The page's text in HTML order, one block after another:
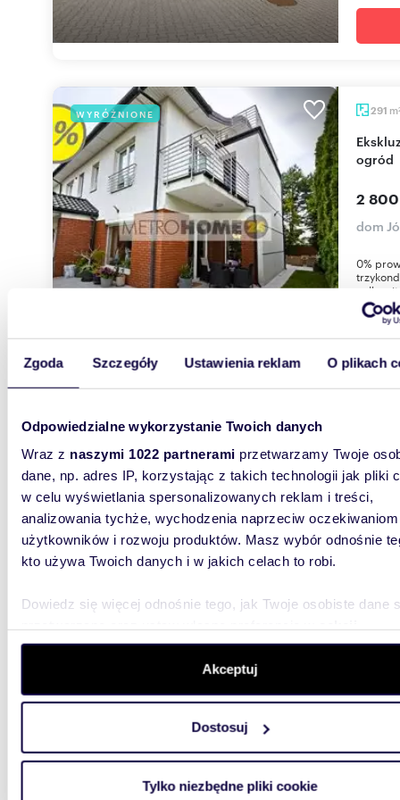
Zgoda Szczegóły Ustawienia reklam O plikach
Odpowiedzialne wykorzystanie Twoich danych
Wraz z naszymi 1022 partnerami przetwarzamy Twoje
dane, np. adres IP, korzystając z takich technologii jak pliki
w celu wyświetlania spersonalizowanych reklam i treści,
analizowania tychże, wychodzenia naprzeciw oczekiwaniom
użytkowników i rozwoju produktów. Masz wybór odnośnie
kto używa Twoich danych i w jakich celach to robi.
Dowiedz się więcej odnośnie tego, jak Twoje osobiste dane
szczegółów. W Deklaracji plików cookie możesz zmienić
wycofać swoją zgodę w dowolnej chwili.
aby oferować funkcje społecznościowe i analizować ruch w
witrynie. Informacje o tym, jak korzystasz z naszej witryny,
analitycznym. Partnerzy mogą połączyć te informacje z
Akceptuj
Dostosuj
Tylko niezbędne pliki cookie
WYRÓŻNIONE 291 m
Ekskluzywny dom 291 m² z garażem - tarasy i
ogród
2
dom
0%
WYRÓŻNIONE
Polecam elegancki 72 m² apartament w inwestycji
1 797
WYRÓŻNIONE 71m